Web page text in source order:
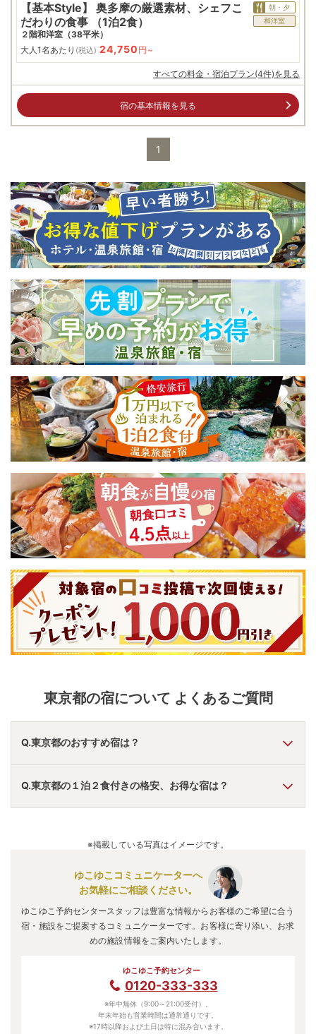
【基本Style】 奥多摩の厳選素材、シェフこ
だわりの食事 （1泊2食）
２階和洋室（38平米）
朝・夕
和洋室
大人1名あたり (税込) 24,750 円~
すべての料金・宿泊プラン(4件)を見る
宿の基本情報を見る
1
東京都の宿について よくあるご質問
Q.東京都のおすすめ宿は？
A.「ラビスタ東京ベイ（共立リゾート）」・ 「
住友不動産ﾎﾃ
ﾙ ｳﾞｨﾗﾌｫﾝﾃｰﾇ ｸﾞﾗﾝﾄﾞ 羽田空港 」 ・ 「 亀の井ホテル 青梅
どの旅館・ホテルがおすすめの宿泊先です。
Q.東京都の１泊２食付きの格安、お得な宿は？
な価格で泊まれる宿泊先です。
※掲載している写真はイメージです。
ゆこゆこコミュニケーターへ
お気軽にご相談ください。
ゆこゆこ予約センタースタッフは豊富な情報からお客様のご希望に合う
宿・施設をご提案するコミュニケーターです。お客様に寄り添い、お求
めの施設情報をご案内いたします。
ゆこゆこ予約センター
0120-333-333
※年中無休（9:00～21:00受付）。
年末年始も営業時間は通常通りです。
※17時以降および土日は特に混み合います。